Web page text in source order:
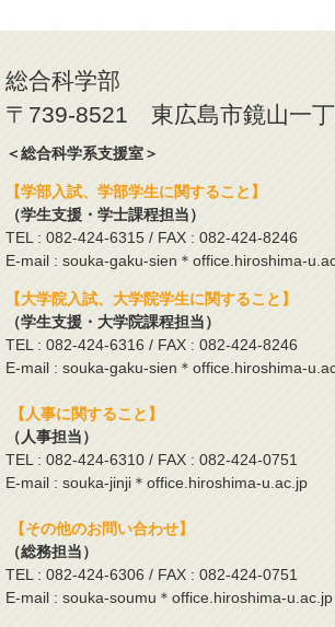
総合科学部
〒739-8521 東広島市鏡山一
＜総合科学系支援室＞
【学部入試、学部学生に関すること】
（学生支援・学士課程担当）
TEL : 082-424-6315 / FAX : 082-424-8246
E-mail : souka-gaku-sien＊office.hiroshima-
【大学院入試、大学院学生に関すること】
（学生支援・大学院課程担当）
TEL : 082-424-6316 / FAX : 082-424-8246
E-mail : souka-gaku-sien＊office.hiroshima-
【人事に関すること】
（人事担当）
TEL : 082-424-6310 / FAX : 082-424-0751
E-mail : souka-jinji＊office.hiroshima-u.ac.jp
【その他のお問い合わせ】
（総務担当）
TEL : 082-424-6306 / FAX : 082-424-0751
E-mail : souka-soumu＊office.hiroshima-u.ac.jp